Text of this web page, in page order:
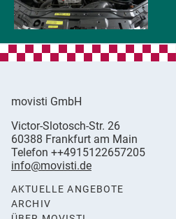
movisti GmbH
classic
automobiles
Victor-Slotosch-Str. 26
60388 Frankfurt am Main
Germany
Telefon ++4915122657205
info@movisti.de
AKTUELLE ANGEBOTE
ARCHIV